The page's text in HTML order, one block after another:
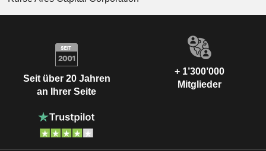
Seit über 20 Jahren
an Ihrer Seite
+ 1’300’000
Mitglieder